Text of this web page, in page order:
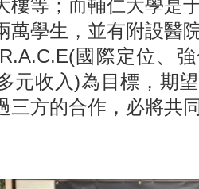
樓等；而輔仁大學是
萬學生，並有附設醫
國際定位、
元收入)為目標，期
三方的合作，必將共